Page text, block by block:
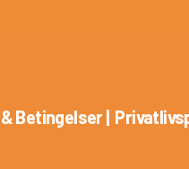
Betingelser|